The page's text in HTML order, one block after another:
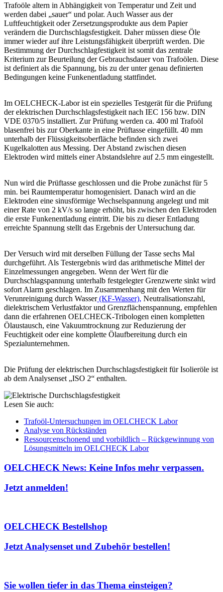
Trafoöle altern in Abhängigkeit von Temperatur und Zeit und
werden dabei „sauer“ und polar. Auch Wasser aus der
Luftfeuchtigkeit oder Zersetzungsprodukte aus dem Papier
verändern die Durchschlagsfestigkeit. Daher müssen diese Öle
immer wieder auf ihre Leistungsfähigkeit überprüft werden. Die
Bestimmung der Durchschlagfestigkeit ist somit das zentrale
Kriterium zur Beurteilung der Gebrauchsdauer von Trafoölen. Diese
ist definiert als die Spannung, bis zu der unter genau definierten
Bedingungen keine Funkenentladung stattfindet.
Im OELCHECK-Labor ist ein spezielles Testgerät für die Prüfung
der elektrischen Durchschlagsfestigkeit nach IEC 156 bzw. DIN
VDE 0370/5 installiert. Zur Prüfung werden ca. 400 ml Trafoöl
blasenfrei bis zur Oberkante in eine Prüftasse eingefüllt. 40 mm
unterhalb der Flüssigkeitsoberfläche befinden sich zwei
Kugelkalotten aus Messing. Der Abstand zwischen diesen
Elektroden wird mittels einer Abstandslehre auf 2.5 mm eingestellt.
Nun wird die Prüftasse geschlossen und die Probe zunächst für 5
min. bei Raumtemperatur homogenisiert. Danach wird an die
Elektroden eine sinusförmige Wechselspannung angelegt und mit
einer Rate von 2 kV/s so lange erhöht, bis zwischen den Elektroden
die erste Funkenentladung eintritt. Die bis zu dieser Entladung
erreichte Spannung stellt das Ergebnis der Untersuchung dar.
Der Versuch wird mit derselben Füllung der Tasse sechs Mal
durchgeführt. Als Testergebnis wird das arithmetische Mittel der
Einzelmessungen angegeben. Wenn der Wert für die
Durchschlagspannung unterhalb festgelegter Grenzwerte sinkt wird
sofort Alarm geschlagen. Im Zusammenhang mit den Werten für
Verunreinigung durch Wasser(KF-Wasser), Neutralisationszahl,
dielektrischem Verlustfaktor und Grenzflächenspannung, empfehlen
dann die erfahrenen OELCHECK-Tribologen einen kompletten
Ölaustausch, eine Vakuumtrocknung zur Reduzierung der
Feuchtigkeit oder eine komplette Ölaufbereitung durch ein
Spezialunternehmen.
Die Prüfung der elektrischen Durchschlagsfestigkeit für Isolieröle ist
ab dem Analysenset „ISO 2“ enthalten.
Lesen Sie auch:
Trafoöl-Untersuchungen im OELCHECK Labor
Analyse von Rückständen
Ressourcenschonend und vorbildlich – Rückgewinnung von
Lösungsmitteln im OELCHECK Labor
OELCHECK News: Keine Infos mehr verpassen.
Jetzt anmelden!
OELCHECK Bestellshop
Jetzt Analysenset und Zubehör bestellen!
Sie wollen tiefer in das Thema einsteigen?